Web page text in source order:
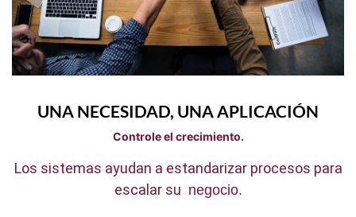
UNA NECESIDAD, UNA APLICACIÓN
Controle el crecimiento.
Los sistemas ayudan a estandarizar procesos para
escalar su negocio.